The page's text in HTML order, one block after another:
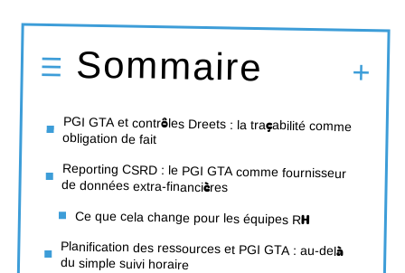
Sommaire
PGI GTA et contrôles Dreets : la traçabilité comme
obligation de fait
Reporting CSRD : le PGI GTA comme fournisseur
de données extra-financières
Ce que cela change pour les équipes RH
Planification des ressources et PGI GTA : au-delà
du simple suivi horaire